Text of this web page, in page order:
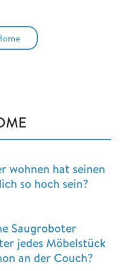
wohnen hat seinen
so hoch sein?
Saugroboter
jedes Möbelstück
an der Couch?